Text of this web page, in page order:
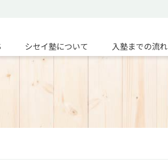
シセイ塾について 入塾までの流れ